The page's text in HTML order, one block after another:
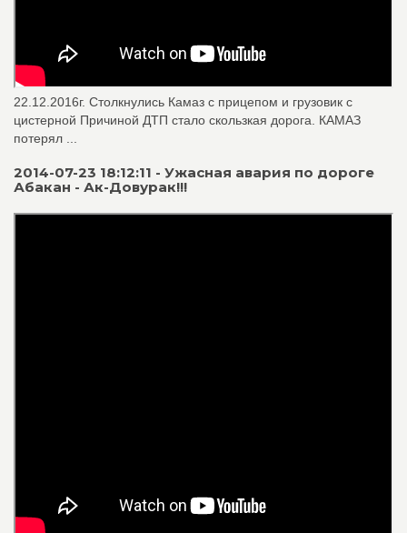
22.12.2016г. Столкнулись Камаз с прицепом и грузовик с
цистерной Причиной ДТП стало скользкая дорога. КАМАЗ
потерял ...
2014-07-23 18:12:11 - Ужасная авария по дороге
Абакан - Ак-Довурак!!!